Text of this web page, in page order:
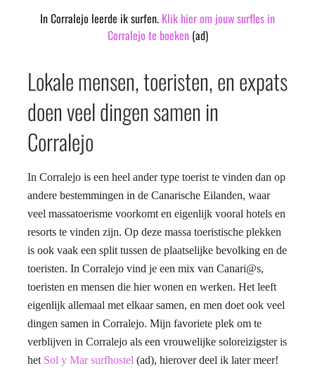
In Corralejo leerde ik surfen. Klik hier om jouw surfles in
Corralejo te boeken(ad)
Lokale mensen, toeristen, en expats
doen veel dingen samen in
Corralejo
In Corralejo is een heel ander type toerist te vinden dan op
andere bestemmingen in de Canarische Eilanden, waar
veel massatoerisme voorkomt en eigenlijk vooral hotels en
resorts te vinden zijn. Op deze massa toeristische plekken
is ook vaak een split tussen de plaatselijke bevolking en de
toeristen. In Corralejo vind je een mix van Canari@s,
toeristen en mensen die hier wonen en werken. Het leeft
eigenlijk allemaal met elkaar samen, en men doet ook veel
dingen samen in Corralejo. Mijn favoriete plek om te
verblijven in Corralejo als een vrouwelijke soloreizigster is
het Sol y Mar surfhostel (ad), hierover deel ik later meer!